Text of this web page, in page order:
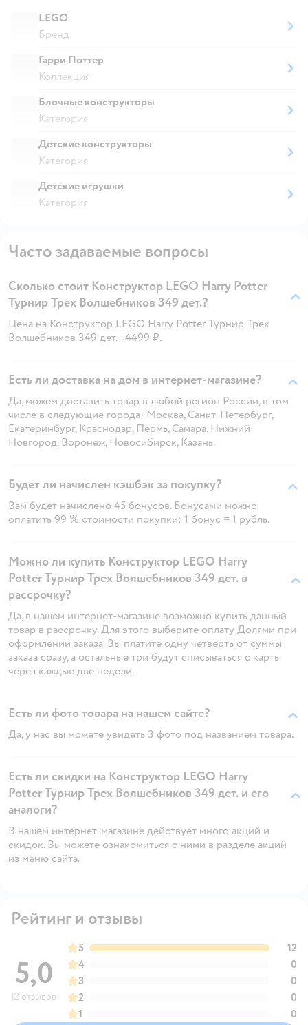
LEGO
Бренд
Гарри Поттер
Коллекция
Блочные конструкторы
Категория
Детские конструкторы
Категория
Детские игрушки
Категория
Часто задаваемые вопросы
Сколько стоит Конструктор LEGO Harry Potter
Турнир Трех Волшебников 349 дет.?
Цена на Конструктор LEGO Harry Potter Турнир Трех
Волшебников 349 дет. - 4499 ₽.
Есть ли доставка на дом в интернет-магазине?
Да, можем доставить товар в любой регион России, в том
числе в следующие города: Москва, Санкт-Петербург,
Екатеринбург, Краснодар, Пермь, Самара, Нижний
Новгород, Воронеж, Новосибирск, Казань.
Будет ли начислен кэшбэк за покупку?
Вам будет начислено 45 бонусов. Бонусами можно
оплатить 99 % стоимости покупки: 1 бонус = 1 рубль.
Можно ли купить Конструктор LEGO Harry
Potter Турнир Трех Волшебников 349 дет. в
рассрочку?
Да, в нашем интернет-магазине возможно купить данный
товар в рассрочку. Для этого выберите оплату Долями при
оформлении заказа. Вы платите одну четверть от суммы
заказа сразу, а остальные три будут списываться с карты
через каждые две недели.
Есть ли фото товара на нашем сайте?
Да, у нас вы можете увидеть 3 фото под названием товара.
Есть ли скидки на Конструктор LEGO Harry
Potter Турнир Трех Волшебников 349 дет. и его
аналоги?
В нашем интернет-магазине действует много акций и
скидок. Вы можете ознакомиться с ними в разделе акций
из меню сайта.
Рейтинг и отзывы
5,0
12 отзывов
5
12
4
0
3
0
2
0
1
0